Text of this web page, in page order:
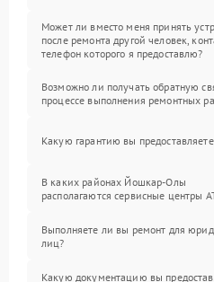
Может ли вместо меня принять
после ремонта другой человек,
телефон которого я предоставлю?
Возможно ли получать обратную
процессе выполнения ремонтных
Какую гарантию вы
В каких районах Йошкар-Олы
располагаются сервисные центры
Выполняете ли вы ремонт для
лиц?
Какую документацию вы